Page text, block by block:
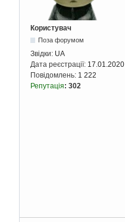
Користувач
Поза форумом
Звідки: UA
Дата реєстрації: 17.01.2020
Повідомлень: 1 222
Репутація: 302